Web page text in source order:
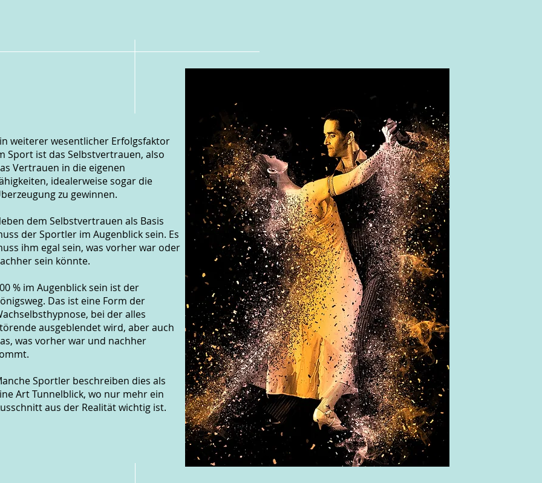
weiterer wesentlicher Erfolgsfaktor
Sport ist das Selbstvertrauen, also
Vertrauen in die eigenen
idealerweise sogar die
zu gewinnen.
dem Selbstvertrauen als Basis
der Sportler im Augenblick sein. Es
ihm egal sein, was vorher war oder
sein könnte.
% im Augenblick sein ist der
Das ist eine Form der
bei der alles
ausgeblendet wird, aber auch
was vorher war und nachher
Sportler beschreiben dies als
Art Tunnelblick, wo nur mehr ein
aus der Realität wichtig ist.